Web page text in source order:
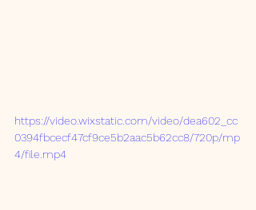
https://video.wixstatic.com/video/dea602_cc
0394fbcecf47cf9ce5b2aac5b62cc8/720p/mp
4/file.mp4